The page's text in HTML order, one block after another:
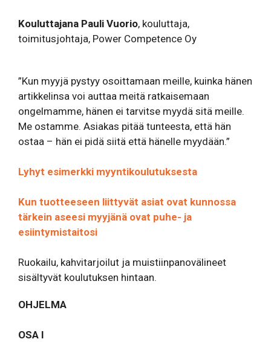
Kouluttajana Pauli Vuorio, kouluttaja,
toimitusjohtaja, Power Competence Oy
”Kun myyjä pystyy osoittamaan meille, kuinka hänen
artikkelinsa voi auttaa meitä ratkaisemaan
ongelmamme, hänen ei tarvitse myydä sitä meille.
Me ostamme. Asiakas pitää tunteesta, että hän
ostaa – hän ei pidä siitä että hänelle myydään.”
Lyhyt esimerkki myyntikoulutuksesta
Kun tuotteeseen liittyvät asiat ovat kunnossa
tärkein aseesi myyjänä ovat puhe- ja
esiintymistaitosi
Ruokailu, kahvitarjoilut ja muistiinpanovälineet
sisältyvät koulutuksen hintaan.
OHJELMA
OSA I